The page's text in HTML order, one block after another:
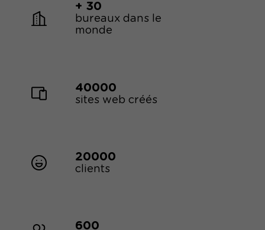
+ 30
bureaux dans le
monde
40000
sites web créés
20000
clients
600